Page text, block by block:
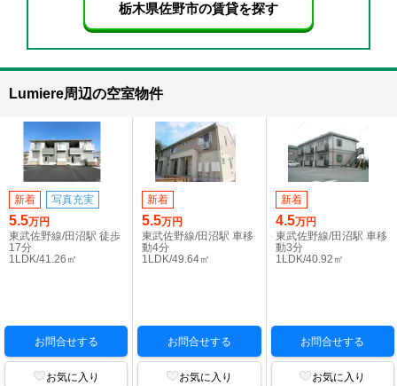
栃木県佐野市の賃貸を探す
Lumiere周辺の空室物件
新着 写真充実
5.5万円
東武佐野線/田沼駅 徒歩
17分
1LDK/41.26㎡
お問合せする
お気に入り
新着
5.5万円
東武佐野線/田沼駅 車移
動4分
1LDK/49.64㎡
お問合せする
お気に入り
新着
4.5万円
東武佐野線/田沼駅 車移
動3分
1LDK/40.92㎡
お問合せする
お気に入り